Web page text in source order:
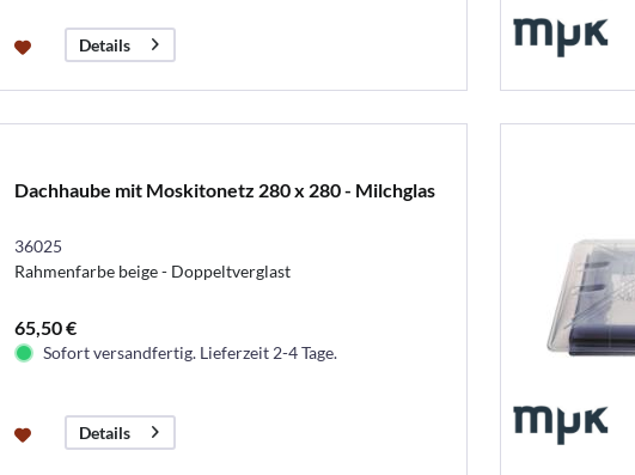
Details
Dachhaube mit Moskitonetz 280 x 280 - Milchglas
36025
Rahmenfarbe beige - Doppeltverglast
65,50 €
Sofort versandfertig. Lieferzeit 2-4 Tage.
Details